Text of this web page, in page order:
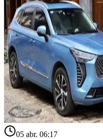
05 abr. 06:17